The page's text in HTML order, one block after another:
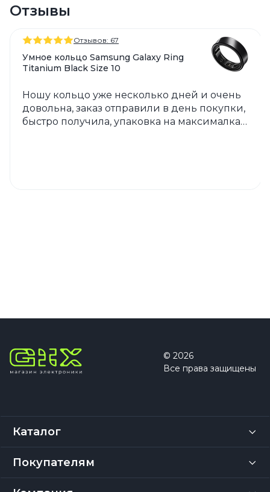
Отзывы
Отзывов: 67
Умное кольцо Samsung Galaxy Ring
Titanium Black Size 10
Ношу кольцо уже несколько дней и очень
довольна, заказ отправили в день покупки,
быстро получила, упаковка на максималках,
© 2026
Все права защищены
Каталог
Покупателям